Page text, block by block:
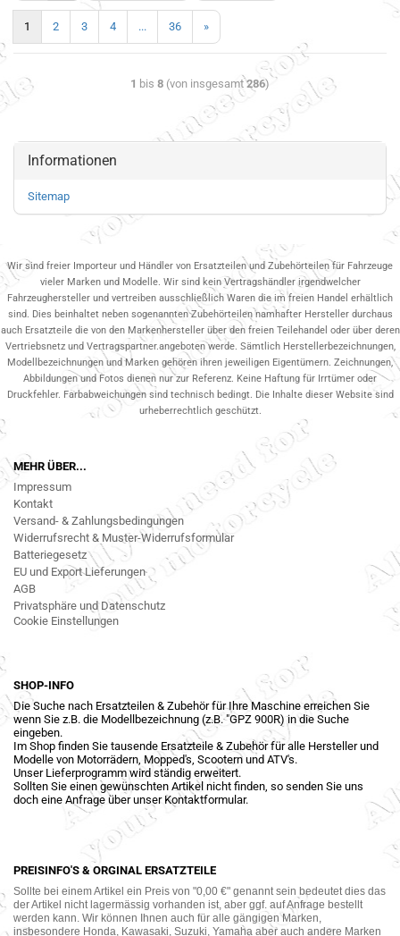
1 2 3 4 ... 36 »
1 bis 8 (von insgesamt286)
Informationen
Sitemap
Wir sind freier Importeur und Händler von Ersatzteilen und Zubehörteilen für Fahrzeuge
vieler Marken und Modelle. Wir sind kein Vertragshändler irgendwelcher
Fahrzeughersteller und vertreiben ausschließlich Waren die im freien Handel erhältlich
sind. Dies beinhaltet neben sogenannten Zubehörteilen namhafter Hersteller durchaus
auch Ersatzteile die von den Markenhersteller über den freien Teilehandel oder über deren
Vertriebsnetz und Vertragspartner.angeboten werde. Sämtlich Herstellerbezeichnungen,
Modellbezeichnungen und Marken gehören ihren jeweiligen Eigentümern. Zeichnungen,
Abbildungen und Fotos dienen nur zur Referenz. Keine Haftung für Irrtümer oder
Druckfehler. Farbabweichungen sind technisch bedingt. Die Inhalte dieser Website sind
urheberrechtlich geschützt.
MEHR ÜBER...
Impressum
Kontakt
Versand- & Zahlungsbedingungen
Widerrufsrecht & Muster-Widerrufsformular
Batteriegesetz
EU und Export Lieferungen
AGB
Privatsphäre und Datenschutz
Cookie Einstellungen
SHOP-INFO
Die Suche nach Ersatzteilen & Zubehör für Ihre Maschine erreichen Sie
wenn Sie z.B. die Modellbezeichnung (z.B. "GPZ 900R) in die Suche
eingeben.
Im Shop finden Sie tausende Ersatzteile & Zubehör für alle Hersteller und
Modelle von Motorrädern, Mopped's, Scootern und ATV's.
Unser Lieferprogramm wird ständig erweitert.
Sollten Sie einen gewünschten Artikel nicht finden, so senden Sie uns
doch eine Anfrage über unser Kontaktformular.
PREISINFO'S & ORGINAL ERSATZTEILE
Sollte bei einem Artikel ein Preis von "0,00 €" genannt sein bedeutet dies das
der Artikel nicht lagermässig vorhanden ist, aber ggf. auf Anfrage bestellt
werden kann. Wir können Ihnen auch für alle gängigen Marken,
insbesondere Honda, Kawasaki, Suzuki, Yamaha aber auch andere Marken